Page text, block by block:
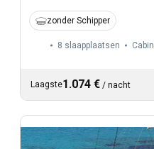
zonder Schipper
8 slaapplaatsen
Laagste1.074 € / nacht